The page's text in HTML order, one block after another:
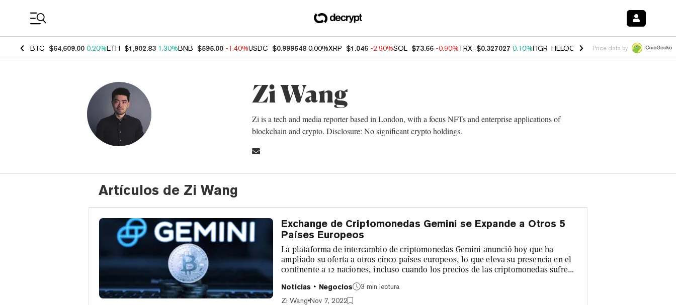
BTC $64,609.00 0.20%ETH $1,902.83 1.30%BNB $595.00 -1.40%USDC $0.999548 0.00%XRP $1.046 -2.90%SOL $73.66 -0.90%TRX $0.327027 0.10%FIGR_HELOC $1.033 3.00%HYPE $56.49 -
Price data by
Zi Wang
Zi is a tech and media reporter based in London, with a focus NFTs and enterprise applications of
blockchain and crypto. Disclosure: No significant crypto holdings.
Artículos de Zi Wang
Exchange de Criptomonedas Gemini se Expande a Otros 5
Países Europeos
La plataforma de intercambio de criptomonedas Gemini anunció hoy que ha
ampliado su oferta a otros cinco países europeos, lo que eleva su presencia en el
continente a 12 naciones, incluso cuando los precios de las criptomonedas sufren
Hungría, Rumanía y Eslovenia pueden acceder a las más de 100 criptomonedas
disponibles en la plataforma fundada por los gemelos Winklevoss, incluyendo
Noticias Negocios
3 min lectura
Zi Wang Nov 7, 2022